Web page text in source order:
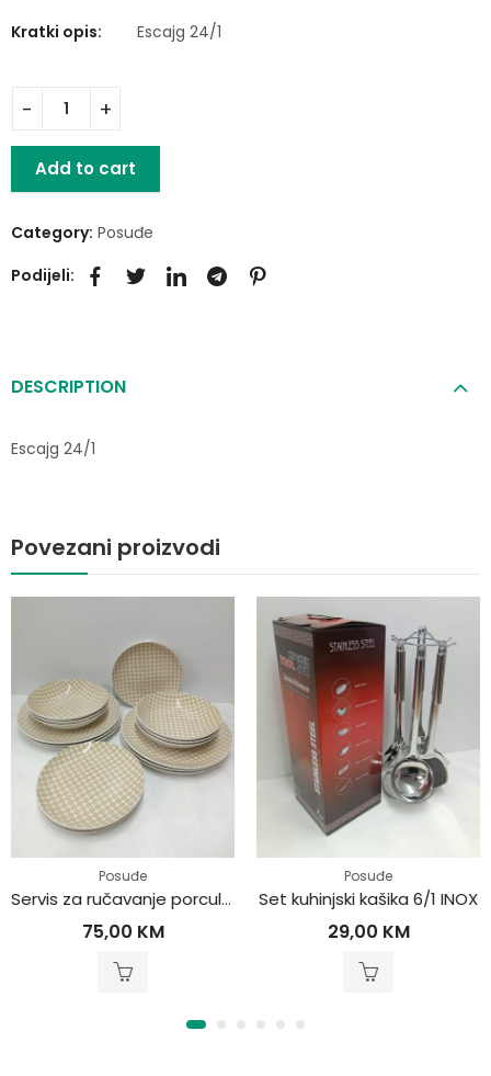
Kratki opis: Escajg 24/1
Add to cart
Category: Posuđe
Podijeli:
DESCRIPTION
Escajg 24/1
Povezani proizvodi
Posuđe
Servis za ručavanje porculan 18/1
75,00 KM
Posuđe
Set kuhinjski kašika 6/1 INOX
29,00 KM